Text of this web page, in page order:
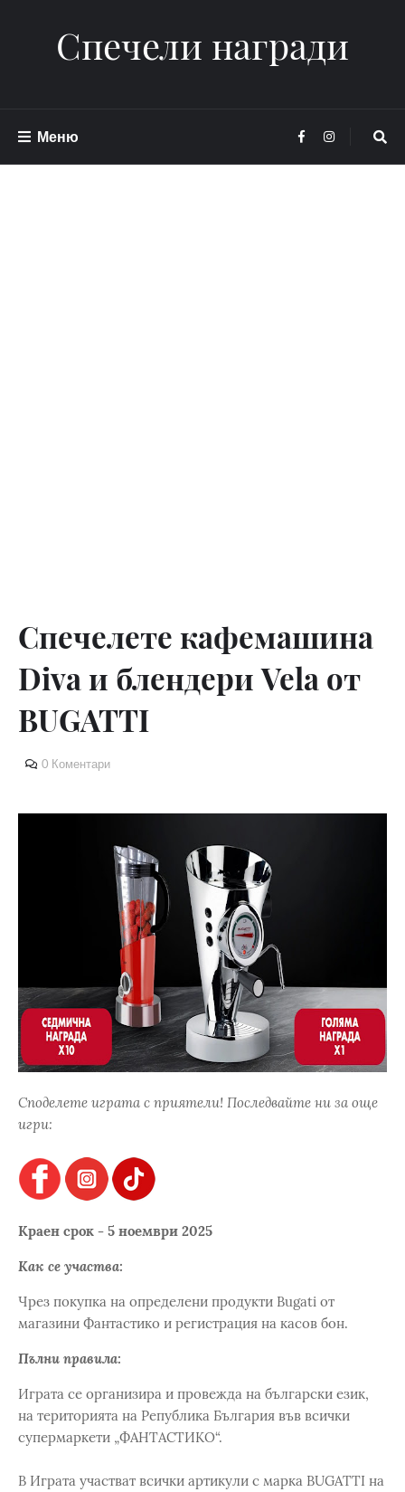
Спечели награди
Меню
Спечелете кафемашина
Diva и блендери Vela от
BUGATTI
0 Коментари
Споделете играта с приятели! Последвайте ни за още
игри:
Краен срок - 5 ноември 2025
Как се участва:
Чрез покупка на определени продукти Bugati от
магазини Фантастико и регистрация на касов бон.
Пълни правила:
Играта се организира и провежда на български език,
на територията на Република България във всички
супермаркети „ФАНТАСТИКО“.
В Играта участват всички артикули с марка BUGATTI на